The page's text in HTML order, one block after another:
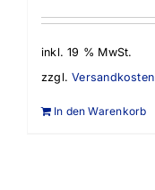
inkl. 19 % MwSt.
zzgl.Versandkosten
In den Warenkorb